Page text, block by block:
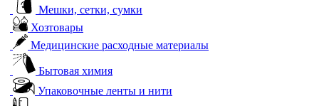
Мешки, сетки, сумки
Хозтовары
Медицинские расходные материалы
Бытовая химия
Упаковочные ленты и нити